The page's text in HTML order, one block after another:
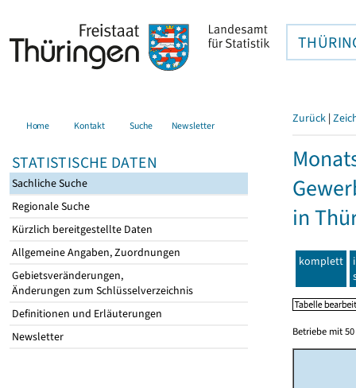
Home Kontakt Suche Newsletter
STATISTISCHE DATEN
Sachliche Suche
Regionale Suche
Kürzlich bereitgestellte Daten
Allgemeine Angaben, Zuordnungen
Gebietsveränderungen,
Änderungen zum Schlüsselverzeichnis
Definitionen und Erläuterungen
Newsletter
Zurück |
in
komplett
Betriebe mit